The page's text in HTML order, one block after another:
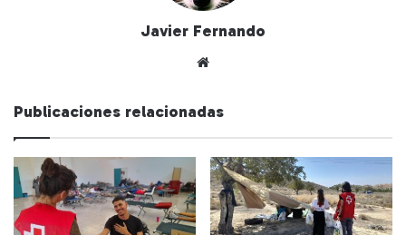
Javier Fernando
we
Publicaciones relacionadas